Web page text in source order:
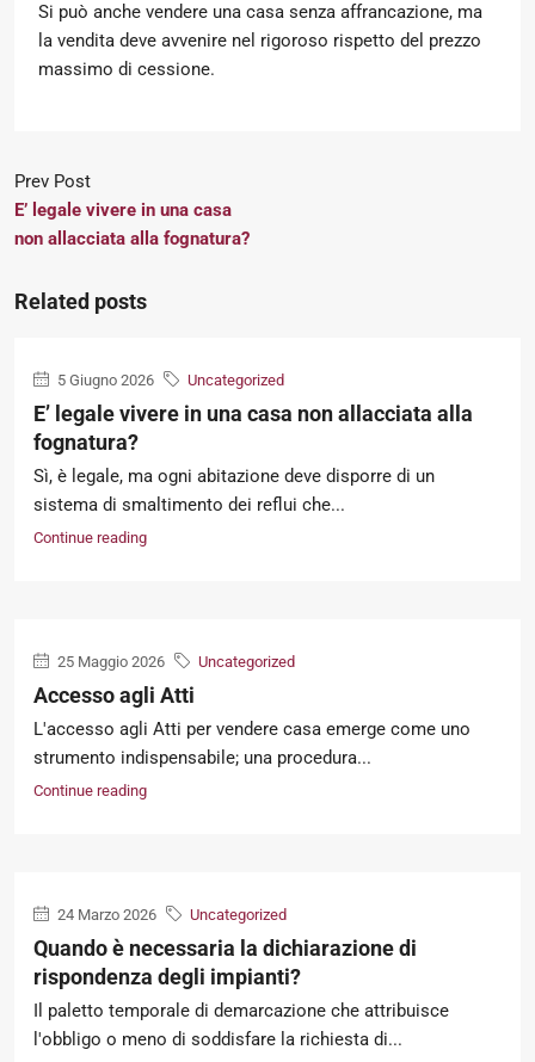
Si può anche vendere una casa senza affrancazione, ma
la vendita deve avvenire nel rigoroso rispetto del prezzo
massimo di cessione.
Prev Post
E’ legale vivere in una casa
non allacciata alla fognatura?
Related posts
5 Giugno 2026 Uncategorized
E’ legale vivere in una casa non allacciata alla
fognatura?
Sì, è legale, ma ogni abitazione deve disporre di un
sistema di smaltimento dei reflui che...
Continue reading
25 Maggio 2026 Uncategorized
Accesso agli Atti
L'accesso agli Atti per vendere casa emerge come uno
strumento indispensabile; una procedura...
Continue reading
24 Marzo 2026 Uncategorized
Quando è necessaria la dichiarazione di
rispondenza degli impianti?
Il paletto temporale di demarcazione che attribuisce
l'obbligo o meno di soddisfare la richiesta di...